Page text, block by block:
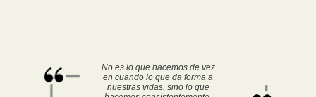
No es lo que hacemos de vez
en cuando lo que da forma a
nuestras vidas, sino lo que